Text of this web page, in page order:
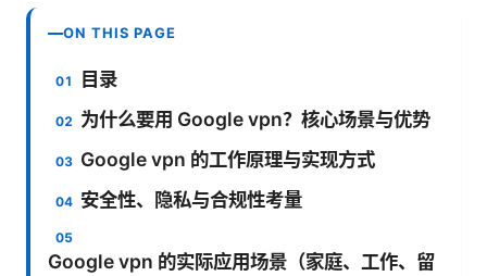
ON THIS PAGE
目录
为什么要用 Google vpn？核心场景与优势
Google vpn 的工作原理与实现方式
安全性、隐私与合规性考量
Google vpn 的实际应用场景（家庭、工作、留